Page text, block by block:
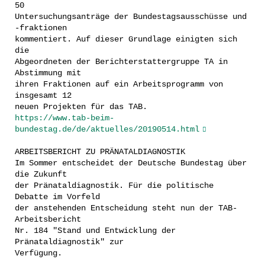
50
Untersuchungsanträge der Bundestagsausschüsse und
-fraktionen
kommentiert. Auf dieser Grundlage einigten sich
die
Abgeordneten der Berichterstattergruppe TA in
Abstimmung mit
ihren Fraktionen auf ein Arbeitsprogramm von
insgesamt 12
neuen Projekten für das TAB.
https://www.tab-beim-
bundestag.de/de/aktuelles/20190514.html
ARBEITSBERICHT ZU PRÄNATALDIAGNOSTIK
Im Sommer entscheidet der Deutsche Bundestag über
die Zukunft
der Pränataldiagnostik. Für die politische
Debatte im Vorfeld
der anstehenden Entscheidung steht nun der TAB-
Arbeitsbericht
Nr. 184 "Stand und Entwicklung der
Pränataldiagnostik" zur
Verfügung.